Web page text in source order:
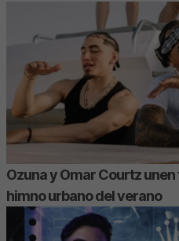
Ozuna y Omar Courtz
himno urbano del verano